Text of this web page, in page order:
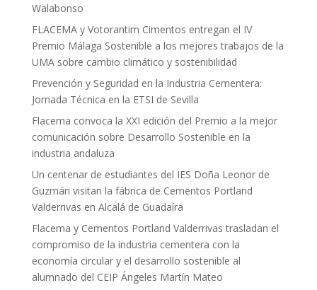
Walabonso
FLACEMA y Votorantim Cimentos entregan el IV
Premio Málaga Sostenible a los mejores trabajos de la
UMA sobre cambio climático y sostenibilidad
Prevención y Seguridad en la Industria Cementera:
Jornada Técnica en la ETSI de Sevilla
Flacema convoca la XXI edición del Premio a la mejor
comunicación sobre Desarrollo Sostenible en la
industria andaluza
Un centenar de estudiantes del IES Doña Leonor de
Guzmán visitan la fábrica de Cementos Portland
Valderrivas en Alcalá de Guadaíra
Flacema y Cementos Portland Valderrivas trasladan el
compromiso de la industria cementera con la
economía circular y el desarrollo sostenible al
alumnado del CEIP Ángeles Martín Mateo